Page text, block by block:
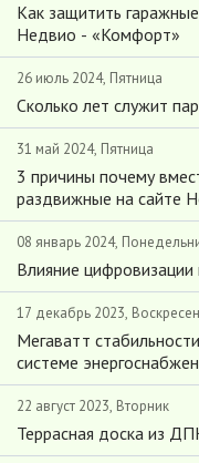
Как защитить
Недвио - «Комфорт»
26 июль 2024, Пятница
Сколько лет служит
31 май 2024, Пятница
3 причины почему
раздвижные на сайте
08 январь 2024,
Влияние
17 декабрь 2023,
Мегаватт
системе
22 август 2023, Вторник
Террасная доска из